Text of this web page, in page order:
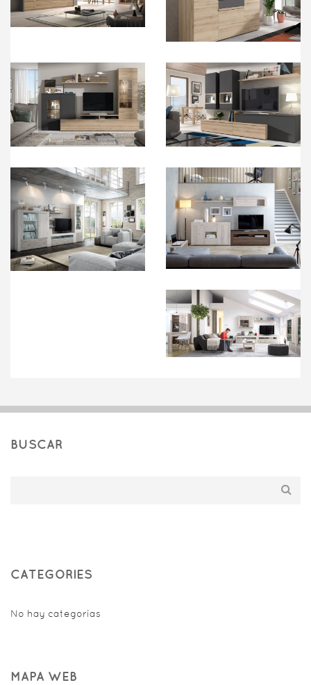
BUSCAR
CATEGORIES
No hay categorías
MAPA WEB